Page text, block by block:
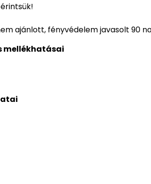
ajánlott, fényvédelem javasolt 90
mellékhatásai